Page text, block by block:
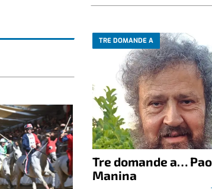
TRE DOMANDE A
Tre domande a…
Manina